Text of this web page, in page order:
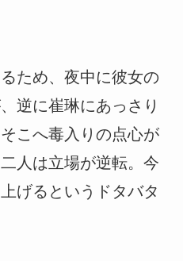
ため、夜中に彼女の
逆に崔琳にあっさり
こへ毒入りの点心が
人は立場が逆転。今
げるというドタバタ